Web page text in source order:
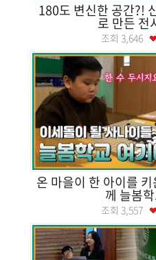
180도 변신한 공간?!
로 만든 전
조회 3,646
온 마을이 한 아이를
께 늘봄
조회 3,557